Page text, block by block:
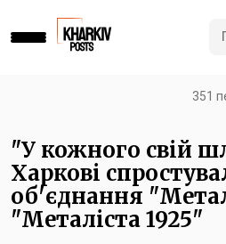
351
"У кожного свій
Харкові
об'єднання
"Металіста 1925"